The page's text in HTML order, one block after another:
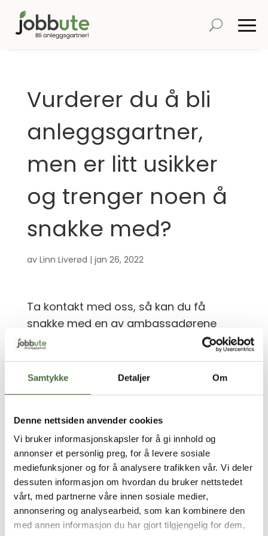
Samtykke Detaljer Om
Denne nettsiden anvender cookies
Vi bruker informasjonskapsler for å gi innhold og
annonser et personlig preg, for å levere sosiale
mediefunksjoner og for å analysere trafikken vår. Vi deler
dessuten informasjon om hvordan du bruker nettstedet
vårt, med partnerne våre innen sosiale medier,
annonsering og analysearbeid, som kan kombinere den
med annen informasjon du har gjort tilgjengelig for dem,
Vurderer du å bli
anleggsgartner,
men er litt usikker
og trenger noen å
snakke med?
av Linn Liverød | jan 26, 2022
Ta kontakt med oss, så kan du få
snakke med en av ambassadørene
eller en fra skolene eller bedriftene.
Recent Posts
Søk sommerjobb som anleggsgartner
Veronika byttet yrkesvei som voksen:
fra svømmehall til hagesaks
Best når det regner?